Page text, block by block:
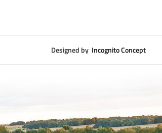
Designed by Incognito Concept